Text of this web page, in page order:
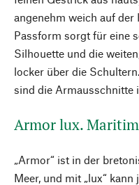
angenehm weich auf
Passform sorgt für eine
Silhouette und die
locker über die
sind die Armausschnitte
Armor lux.
„Armor“ ist in der
Meer, und mit „lux“